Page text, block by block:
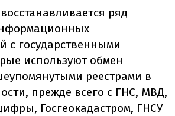
ряд
с государственными
используют обмен
реестрами в
прежде всего с ГНС, МВД,
Госгеокадастром, ГНСУ